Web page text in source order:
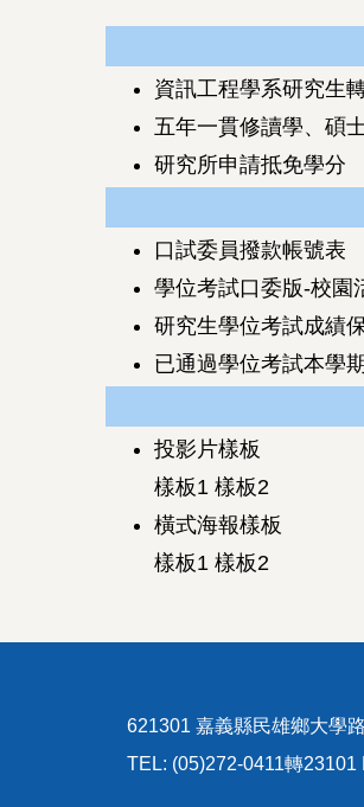
資訊工程學系研究生
五年一貫修讀學、碩
研究所申請抵免學分
口試委員撥款帳號表
學位考試口委版-校園
研究生學位考試成績
已通過學位考試本學
投影片樣板
樣板1 樣板2
橫式海報樣板
樣板1 樣板2
621301 嘉義縣民雄鄉大學
TEL: (05)272-0411轉23101